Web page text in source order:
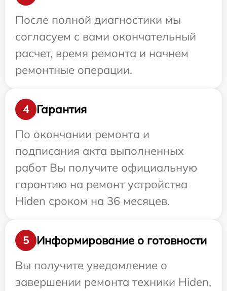
После полной диагностики мы
согласуем с вами окончательный
расчет, время ремонта и начнем
ремонтные операции.
4
Гарантия
По окончании ремонта и
подписания акта выполненных
работ Вы получите официальную
гарантию на ремонт устройства
Hiden сроком на 36 месяцев.
5
Информирование о готовности
Вы получите уведомление о
завершении ремонта техники Hiden,